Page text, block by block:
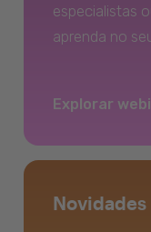
especialistas
aprenda no
Explorar
Novidades